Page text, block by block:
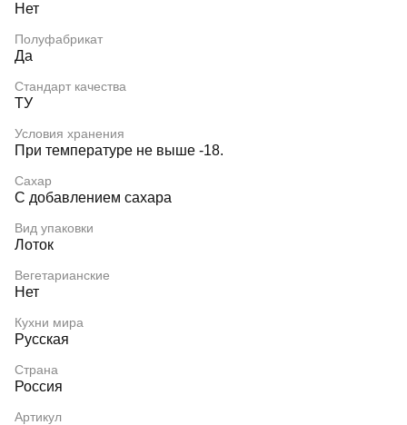
Нет
Полуфабрикат
Да
Стандарт качества
ТУ
Условия хранения
При температуре не выше -18.
Сахар
С добавлением сахара
Вид упаковки
Лоток
Вегетарианские
Нет
Кухни мира
Русская
Страна
Россия
Артикул